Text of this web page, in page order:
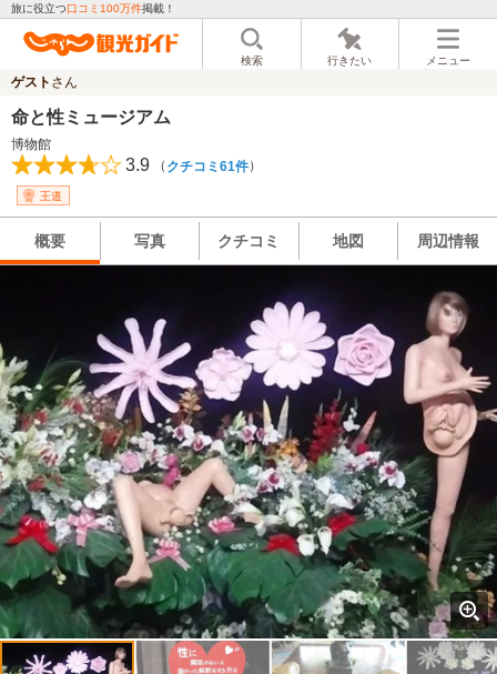
旅に役立つ口コミ100万件掲載！
検索 行きたい メニュー
ゲスト さん
命と性ミュージアム
博物館
3.9 （ クチコミ61件）
王道
概要 写真 クチコミ 地図 周辺情報